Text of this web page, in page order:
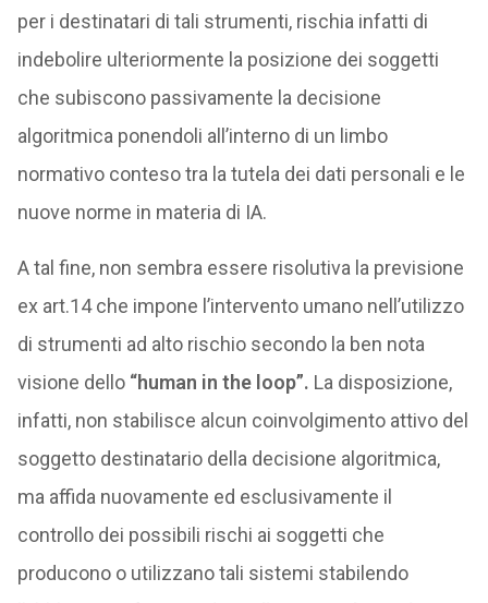
per i destinatari di tali strumenti, rischia infatti di
indebolire ulteriormente la posizione dei soggetti
che subiscono passivamente la decisione
algoritmica ponendoli all’interno di un limbo
normativo conteso tra la tutela dei dati personali e le
nuove norme in materia di IA.
A tal fine, non sembra essere risolutiva la previsione
ex art.14 che impone l’intervento umano nell’utilizzo
di strumenti ad alto rischio secondo la ben nota
visione dello “human in the loop”. La disposizione,
infatti, non stabilisce alcun coinvolgimento attivo del
soggetto destinatario della decisione algoritmica,
ma affida nuovamente ed esclusivamente il
controllo dei possibili rischi ai soggetti che
producono o utilizzano tali sistemi stabilendo